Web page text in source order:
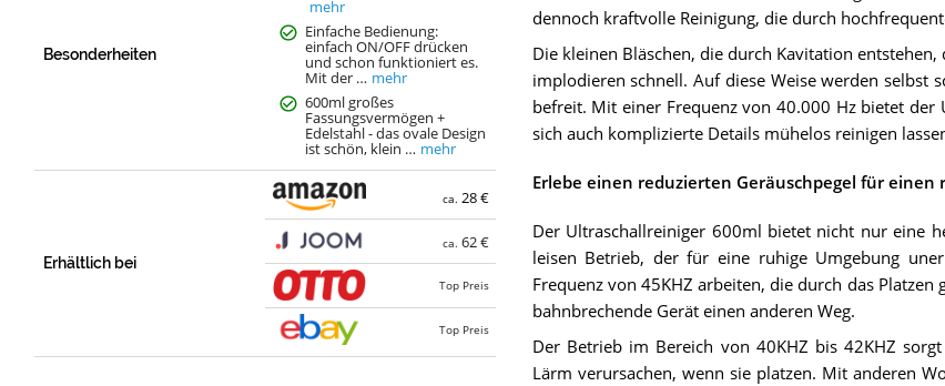
Besonderheiten
mehr
Einfache Bedienung:
einfach ON/OFF drücken
und schon funktioniert es.
Mit der … mehr
600ml großes
Fassungsvermögen +
Edelstahl - das ovale Design
ist schön, klein … mehr
Erhältlich bei
ca. 28 €
ca.62 €
Top Preis
Top Preis
dennoch kraftvolle Reinigung, die durch
Die kleinen Bläschen, die durch Kavitation
implodieren schnell. Auf diese Weise werden selbst
befreit. Mit einer Frequenz von 40.000 Hz bietet
sich auch komplizierte Details mühelos reinigen
Erlebe einen reduzierten Geräuschpegel für einen
Der Ultraschallreiniger 600ml bietet nicht nur eine
leisen Betrieb, der für eine ruhige Umgebung
Frequenz von 45KHZ arbeiten, die durch das
bahnbrechende Gerät einen anderen Weg.
Der Betrieb im Bereich von 40KHZ bis 42KHZ
Lärm verursachen, wenn sie platzen. Mit anderen